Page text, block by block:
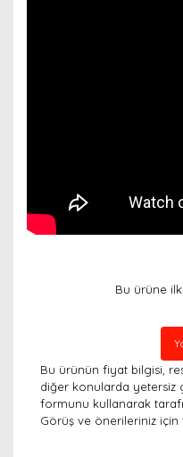
Bu ürüne
Bu ürünün fiyat bilgisi,
diğer konularda yetersiz
formunu kullanarak
Görüş ve önerileriniz için